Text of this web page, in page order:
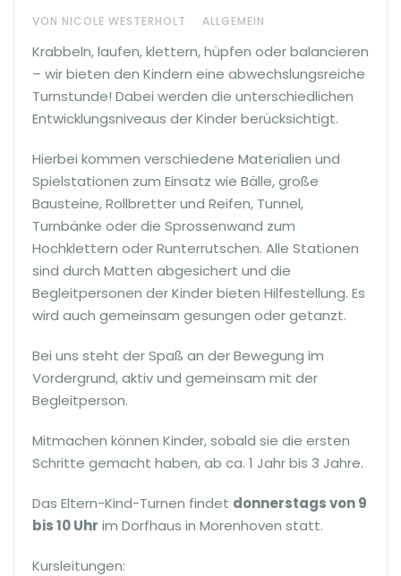
VON NICOLE WESTERHOLT ALLGEMEIN
Krabbeln, laufen, klettern, hüpfen oder balancieren
– wir bieten den Kindern eine abwechslungsreiche
Turnstunde! Dabei werden die unterschiedlichen
Entwicklungsniveaus der Kinder berücksichtigt.
Hierbei kommen verschiedene Materialien und
Spielstationen zum Einsatz wie Bälle, große
Bausteine, Rollbretter und Reifen, Tunnel,
Turnbänke oder die Sprossenwand zum
Hochklettern oder Runterrutschen. Alle Stationen
sind durch Matten abgesichert und die
Begleitpersonen der Kinder bieten Hilfestellung. Es
wird auch gemeinsam gesungen oder getanzt.
Bei uns steht der Spaß an der Bewegung im
Vordergrund, aktiv und gemeinsam mit der
Begleitperson.
Mitmachen können Kinder, sobald sie die ersten
Schritte gemacht haben, ab ca. 1 Jahr bis 3 Jahre.
Das Eltern-Kind-Turnen findet donnerstags von 9
bis 10 Uhr im Dorfhaus in Morenhoven statt.
Kursleitungen: